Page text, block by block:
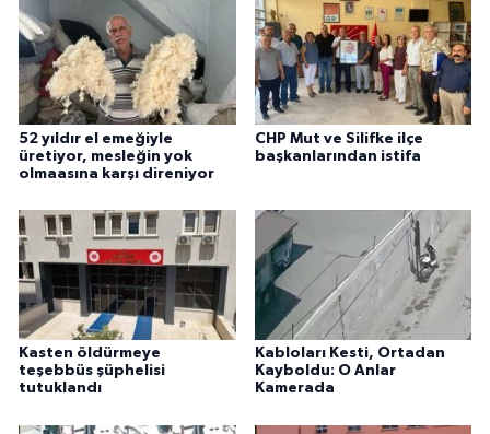
52 yıldır el emeğiyle
üretiyor, mesleğin yok
olmaasına karşı direniyor
CHP Mut ve Silifke ilçe
başkanlarından istifa
Kasten öldürmeye
teşebbüs şüphelisi
tutuklandı
Kabloları Kesti, Ortadan
Kayboldu: O Anlar
Kamerada